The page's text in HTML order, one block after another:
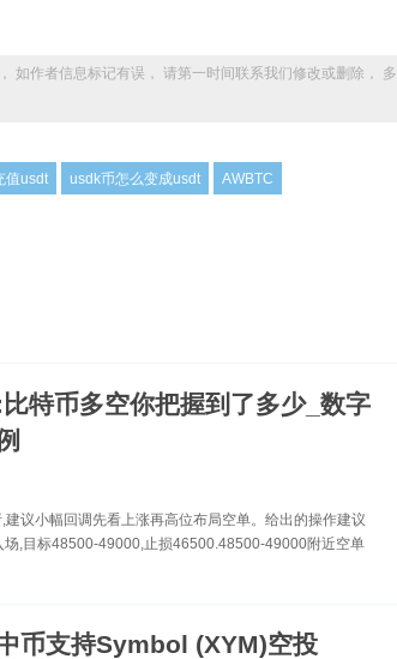
如作者信息标记有误， 请第一时间联系我们修改或删除， 多
值usdt usdk币怎么变成usdt AWBTC
特币多空你把握到了多少_数字
建议小幅回调先看上涨再高位布局空单。给出的操作建议
,目标48500-49000,止损46500.48500-49000附近空单
币支持Symbol (XYM)空投